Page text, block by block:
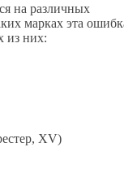
на различных
марках эта
из них:
XV)